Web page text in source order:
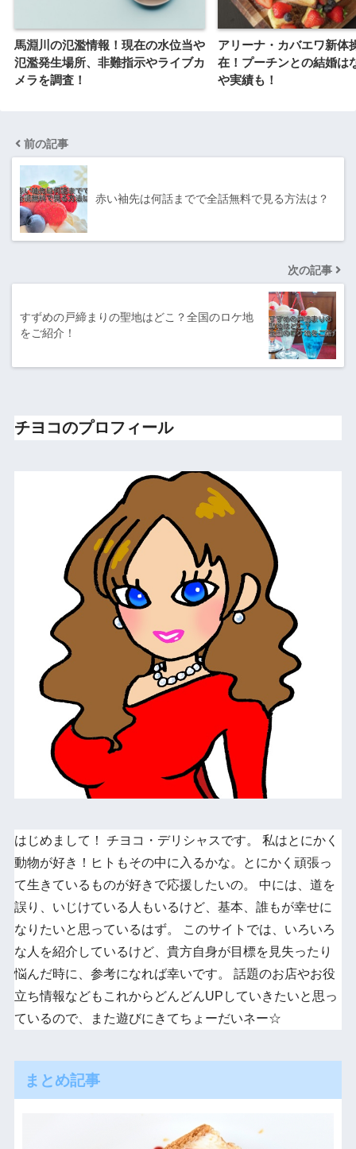
馬淵川の氾濫情報！現在の水位当や
氾濫発生場所、非難指示やライブカ
メラを調査！
アリーナ・カバエワ新体
在！プーチンとの結婚は
や実績も！
前の記事
赤い袖先は何話までで全話無料で見る方法は？
次の記事
すずめの戸締まりの聖地はどこ？全国のロケ地
をご紹介！
チヨコのプロフィール
はじめまして！ チヨコ・デリシャスです。 私はとにかく
動物が好き！ヒトもその中に入るかな。とにかく頑張っ
て生きているものが好きで応援したいの。 中には、道を
誤り、いじけている人もいるけど、基本、誰もが幸せに
なりたいと思っているはず。 このサイトでは、いろいろ
な人を紹介しているけど、貴方自身が目標を見失ったり
悩んだ時に、参考になれば幸いです。 話題のお店やお役
立ち情報などもこれからどんどんUPしていきたいと思っ
ているので、また遊びにきてちょーだいネー☆
まとめ記事